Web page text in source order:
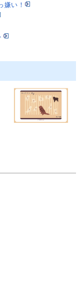
嫌い！